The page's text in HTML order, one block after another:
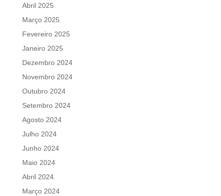
Abril 2025
Março 2025
Fevereiro 2025
Janeiro 2025
Dezembro 2024
Novembro 2024
Outubro 2024
Setembro 2024
Agosto 2024
Julho 2024
Junho 2024
Maio 2024
Abril 2024
Março 2024